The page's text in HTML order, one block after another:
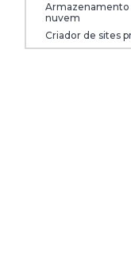
nuvem
Criador de sites